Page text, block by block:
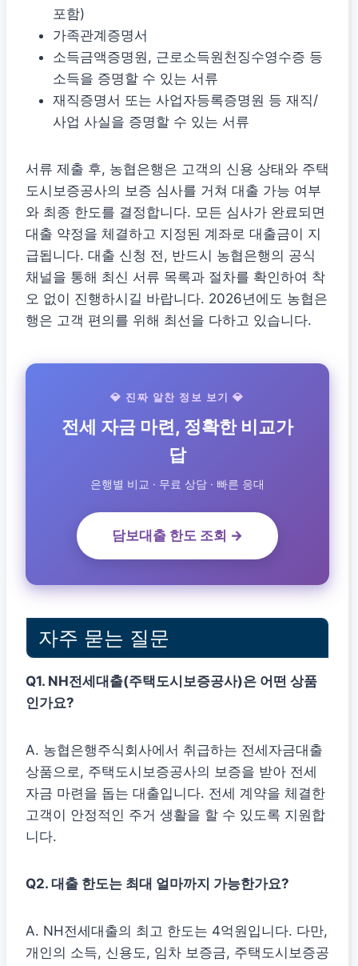
포함)
가족관계증명서
소득금액증명원, 근로소득원천징수영수증 등
소득을 증명할 수 있는 서류
재직증명서 또는 사업자등록증명원 등 재직/
사업 사실을 증명할 수 있는 서류
서류 제출 후, 농협은행은 고객의 신용 상태와 주택
도시보증공사의 보증 심사를 거쳐 대출 가능 여부
와 최종 한도를 결정합니다. 모든 심사가 완료되면
대출 약정을 체결하고 지정된 계좌로 대출금이 지
급됩니다. 대출 신청 전, 반드시 농협은행의 공식
채널을 통해 최신 서류 목록과 절차를 확인하여 착
오 없이 진행하시길 바랍니다. 2026년에도 농협은
행은 고객 편의를 위해 최선을 다하고 있습니다.
💎 진짜 알찬 정보 보기 💎
전세 자금 마련, 정확한 비교가
답
은행별 비교 · 무료 상담 · 빠른 응대
담보대출 한도 조회 →
자주 묻는 질문
Q1. NH전세대출(주택도시보증공사)은 어떤 상품
인가요?
A. 농협은행주식회사에서 취급하는 전세자금대출
상품으로, 주택도시보증공사의 보증을 받아 전세
자금 마련을 돕는 대출입니다. 전세 계약을 체결한
고객이 안정적인 주거 생활을 할 수 있도록 지원합
니다.
Q2. 대출 한도는 최대 얼마까지 가능한가요?
A. NH전세대출의 최고 한도는 4억원입니다. 다만,
개인의 소득, 신용도, 임차 보증금, 주택도시보증공